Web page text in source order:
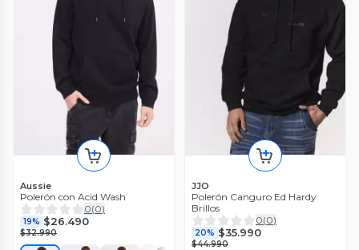
Aussie
Polerón con Acid Wash
0(0)
19% $26.490
$32.990
JJO
Polerón Canguro Ed Hardy
Brillos
0(0)
20% $35.990
$44.990